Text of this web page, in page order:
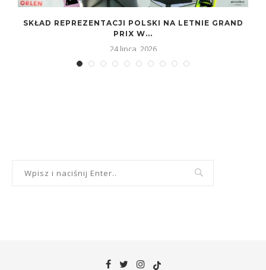
SKŁAD REPREZENTACJI POLSKI NA LETNIE GRAND
PRIX W...
24 lipca, 2026